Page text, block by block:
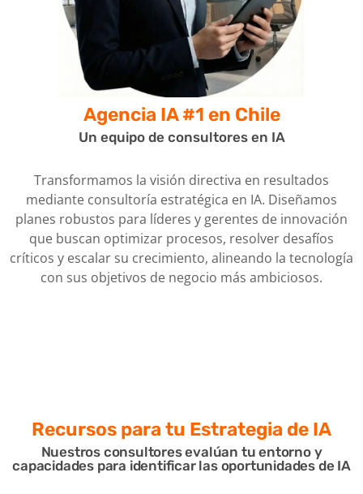
Agencia IA #1 en Chile
Un equipo de consultores en IA
Transformamos la visión directiva en resultados
mediante consultoría estratégica en IA. Diseñamos
planes robustos para líderes y gerentes de innovación
que buscan optimizar procesos, resolver desafíos
críticos y escalar su crecimiento, alineando la tecnología
con sus objetivos de negocio más ambiciosos.
Recursos para tu Estrategia de IA
Nuestros consultores evalúan tu entorno y
capacidades para identificar las oportunidades de IA